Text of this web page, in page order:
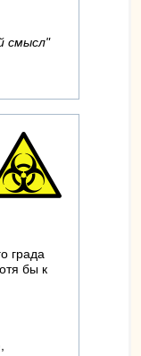
смысл"
града
бы к